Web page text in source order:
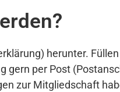
herunter.
gern per Post
zur Mitgliedschaft